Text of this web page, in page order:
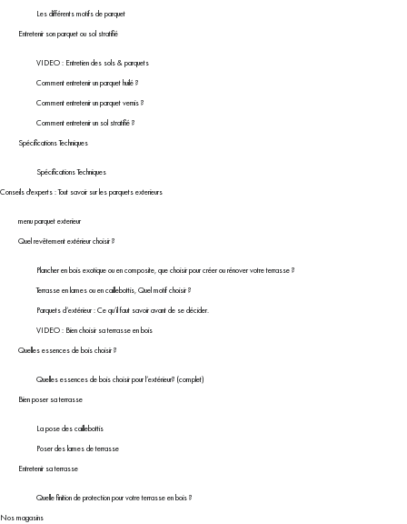
Les différents motifs de parquet
Entretenir son parquet ou sol stratifié
VIDEO : Entretien des sols & parquets
Comment entretenir un parquet huilé ?
Comment entretenir un parquet vernis ?
Comment entretenir un sol stratifié ?
Spécifications Techniques
Spécifications Techniques
Conseils d'experts : Tout savoir sur les parquets exterieurs
menu parquet exterieur
Quel revêtement extérieur choisir ?
Plancher en bois exotique ou en composite, que choisir pour créer ou rénover votre terrasse ?
Terrasse en lames ou en caillebottis, Quel motif choisir ?
Parquets d’extérieur : Ce qu’il faut savoir avant de se décider.
VIDEO : Bien choisir sa terrasse en bois
Quelles essences de bois choisir ?
Quelles essences de bois choisir pour l’extérieur? (complet)
Bien poser sa terrasse
La pose des caillebottis
Poser des lames de terrasse
Entretenir sa terrasse
Quelle finition de protection pour votre terrasse en bois ?
Nos magasins